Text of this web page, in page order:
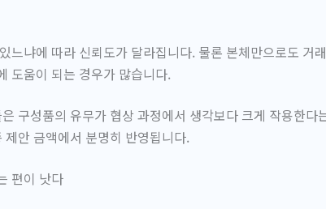
느냐에 따라 신뢰도가 달라집니다. 물론 본체만으로도 거
도움이 되는 경우가 많습니다.
구성품의 유무가 협상 과정에서 생각보다 크게 작용한다
안 금액에서 분명히 반영됩니다.
편이 낫다